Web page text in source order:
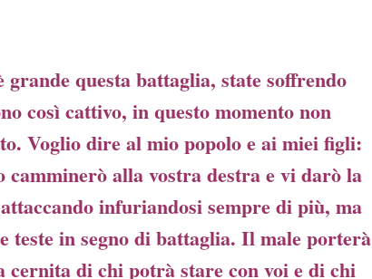
questa battaglia, state soffrendo
così cattivo, in questo momento non
Voglio dire al mio popolo e ai miei figli:
camminerò alla vostra destra e vi darò la
infuriandosi sempre di più, ma
teste in segno di battaglia. Il male porterà
di chi potrà stare con voi e di chi